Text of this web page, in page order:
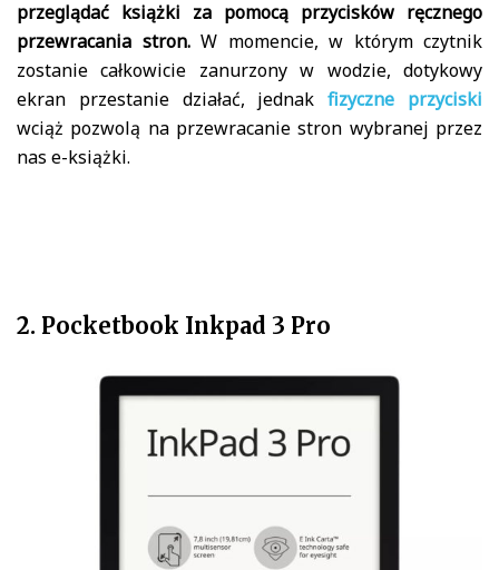
przeglądać książki za pomocą przycisków ręcznego
przewracania stron. W momencie, w którym czytnik
zostanie całkowicie zanurzony w wodzie, dotykowy
ekran przestanie działać, jednak fizyczne przyciski
wciąż pozwolą na przewracanie stron wybranej przez
nas e-książki.
2. Pocketbook Inkpad 3 Pro